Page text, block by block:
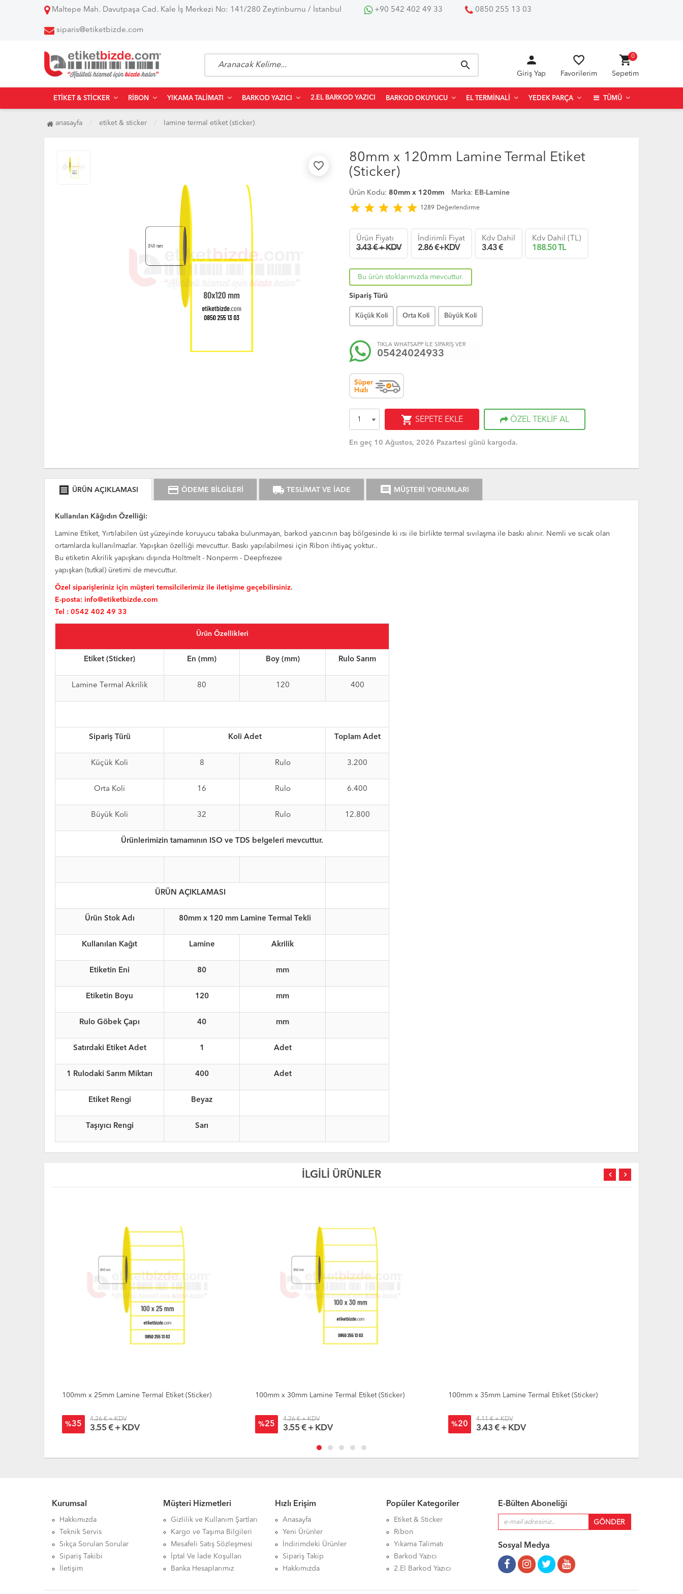
Maltepe Mah. Davutpaşa Cad. Kale İş Merkezi No: 141/280 Zeytinburnu / İstanbul +90 542 402 49 33 0850 255 13 03
siparis@etiketbizde.com
search person
Giriş Yap
favorite_border
Favorilerim
shopping_cart
Sepetim
0
ETIKET & STICKER RIBON YIKAMA TALIMATI BARKOD YAZICI 2.EL BARKOD YAZICI BARKOD OKUYUCU EL TERMINALI YEDEK PARÇA TÜMÜ
anasayfa etiket & sticker lamine termal etiket (sticker)
favorite_border
80mm x 120mm Lamine Termal Etiket
(Sticker)
Ürün Kodu: 80mm x 120mm Marka: EB-Lamine
star star star star star 1289 Değerlendirme
Ürün Fiyatı
3.43 € + KDV
İndirimli Fiyat
2.86€+KDV
Kdv Dahil
3.43€
Kdv Dahil (TL)
188.50 TL
Bu ürün stoklarımızda mevcuttur.
Sipariş Türü
Küçük Koli Orta Koli Büyük Koli
TIKLA WHATSAPP İLE SİPARİŞ VER
05424024933
shopping_cart SEPETE EKLE ÖZEL TEKLİF AL
En geç 10 Ağustos, 2026 Pazartesi günü kargoda.
receipt ÜRÜN AÇIKLAMASI credit_card ÖDEME BİLGİLERİ local_shipping TESLİMAT VE İADE comment MÜŞTERİ YORUMLARI
Kullanılan Kâğıdın Özelliği:
Lamine Etiket, Yırtılabilen üst yüzeyinde koruyucu tabaka bulunmayan, barkod yazıcının baş bölgesinde ki ısı ile birlikte termal sıvılaşma ile baskı alınır. Nemli ve sıcak olan
ortamlarda kullanılmazlar. Yapışkan özelliği mevcuttur. Baskı yapılabilmesi için Ribon ihtiyaç yoktur..
Bu etiketin Akrilik yapışkanı dışında Holtmelt - Nonperm - Deepfrezee
yapışkan (tutkal) üretimi de mevcuttur.
Özel siparişleriniz için müşteri temsilcilerimiz ile iletişime geçebilirsiniz.
E-posta: info@etiketbizde.com
Tel : 0542 402 49 33
Ürün Özellikleri
Etiket (Sticker) En (mm) Boy (mm) Rulo Sarım
Lamine Termal Akrilik 80 120 400
Sipariş Türü Koli Adet Toplam Adet
Küçük Koli 8 Rulo 3.200
Orta Koli 16 Rulo 6.400
Büyük Koli 32 Rulo 12.800
Ürünlerimizin tamamının ISO ve TDS belgeleri mevcuttur.
ÜRÜN AÇIKLAMASI
Ürün Stok Adı 80mm x 120 mm Lamine Termal Tekli
Kullanılan Kağıt Lamine Akrilik
Etiketin Eni 80 mm
Etiketin Boyu 120 mm
Rulo Göbek Çapı 40 mm
Satırdaki Etiket Adet 1 Adet
1 Rulodaki Sarım Miktarı 400 Adet
Etiket Rengi Beyaz
Taşıyıcı Rengi Sarı
İLGİLİ ÜRÜNLER
100mm x 25mm Lamine Termal Etiket (Sticker)
%35
4.26 € + KDV
3.55 € + KDV
100mm x 30mm Lamine Termal Etiket (Sticker)
%25
4.26 € + KDV
3.55 € + KDV
100mm x 35mm Lamine Termal Etiket (Sticker)
%20
4.11 € + KDV
3.43 € + KDV
Kurumsal
Hakkımızda
Teknik Servis
Sıkça Sorulan Sorular
Sipariş Takibi
İletişim
Müşteri Hizmetleri
Gizlilik ve Kullanım Şartları
Kargo ve Taşıma Bilgileri
Mesafeli Satış Sözleşmesi
İptal Ve İade Koşulları
Banka Hesaplarımız
Hızlı Erişim
Anasayfa
Yeni Ürünler
İndirimdeki Ürünler
Sipariş Takip
Hakkımızda
Popüler Kategoriler
Etiket & Sticker
Ribon
Yıkama Talimatı
Barkod Yazıcı
2.El Barkod Yazıcı
E-Bülten Aboneliği
Sosyal Medya